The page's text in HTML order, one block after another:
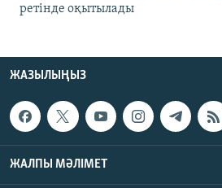
ретінде оқытылады
ЖАЗЫЛЫҢЫЗ
ЖАЛПЫ МӘЛІМЕТ